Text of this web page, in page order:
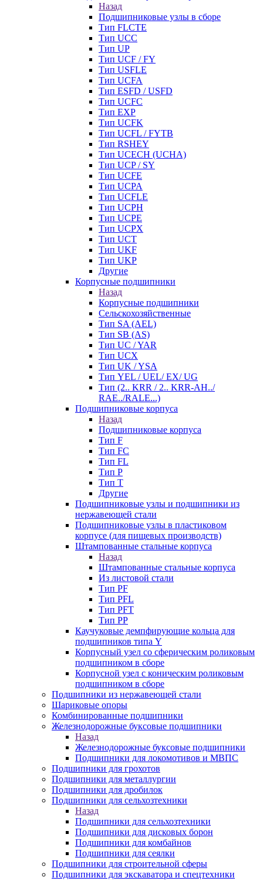
Назад
Подшипниковые узлы в сборе
Тип FLCTE
Тип UCC
Тип UP
Тип UCF / FY
Тип USFLE
Тип UCFA
Тип ESFD / USFD
Тип UCFC
Тип EXP
Тип UCFK
Тип UCFL / FYTB
Тип RSHEY
Тип UCECH (UCHA)
Тип UCP / SY
Тип UCFE
Тип UCPA
Тип UCFLE
Тип UCPH
Тип UCPE
Тип UCPX
Тип UCT
Тип UKF
Тип UKP
Другие
Корпусные подшипники
Назад
Корпусные подшипники
Сельскохозяйственные
Тип SA (AEL)
Тип SB (AS)
Тип UC / YAR
Тип UCX
Тип UK / YSA
Тип YEL / UEL/ EX/ UG
Тип (2.. KRR / 2.. KRR-AH../
RAE../RALE...)
Подшипниковые корпуса
Назад
Подшипниковые корпуса
Тип F
Тип FC
Тип FL
Тип P
Тип T
Другие
Подшипниковые узлы и подшипники из
нержавеющей стали
Подшипниковые узлы в пластиковом
корпусе (для пищевых производств)
Штампованные стальные корпуса
Назад
Штампованные стальные корпуса
Из листовой стали
Тип PF
Тип PFL
Тип PFT
Тип PP
Каучуковые демпфирующие кольца для
подшипников типа Y
Корпусный узел со сферическим роликовым
подшипником в сборе
Корпусной узел с коническим роликовым
подшипником в сборе
Подшипники из нержавеющей стали
Шариковые опоры
Комбинированные подшипники
Железнодорожные буксовые подшипники
Назад
Железнодорожные буксовые подшипники
Подшипники для локомотивов и МВПС
Подшипники для грохотов
Подшипники для металлургии
Подшипники для дробилок
Подшипники для сельхозтехники
Назад
Подшипники для сельхозтехники
Подшипники для дисковых борон
Подшипники для комбайнов
Подшипники для сеялки
Подшипники для строительной сферы
Подшипники для экскаватора и спецтехники